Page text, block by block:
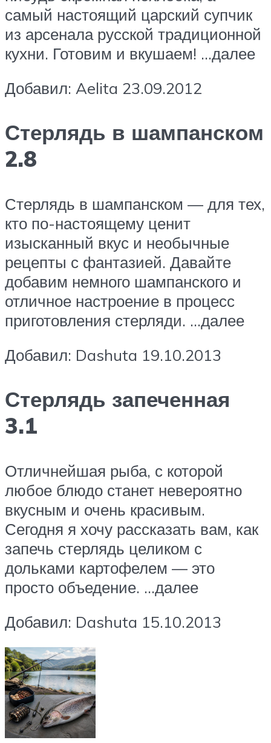
самый настоящий царский супчик
из арсенала русской традиционной
кухни. Готовим и вкушаем! …далее
Добавил: Aelita 23.09.2012
Стерлядь в шампанском
2.8
Стерлядь в шампанском — для тех,
кто по-настоящему ценит
изысканный вкус и необычные
рецепты с фантазией. Давайте
добавим немного шампанского и
отличное настроение в процесс
приготовления стерляди. …далее
Добавил: Dashuta 19.10.2013
Стерлядь запеченная
3.1
Отличнейшая рыба, с которой
любое блюдо станет невероятно
вкусным и очень красивым.
Сегодня я хочу рассказать вам, как
запечь стерлядь целиком с
дольками картофелем — это
просто объедение. …далее
Добавил: Dashuta 15.10.2013